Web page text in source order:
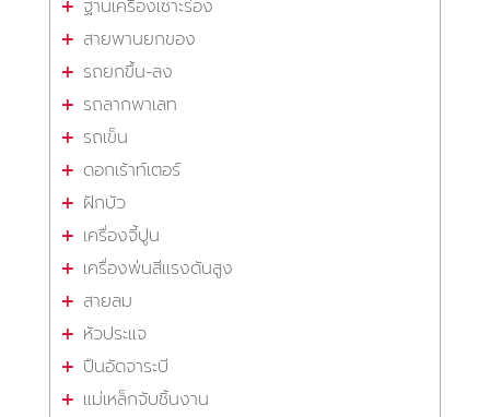
ฐานเครื่องเซาะร่อง
สายพานยกของ
รถยกขึ้น-ลง
รถลากพาเลท
รถเข็น
ดอกเร้าท์เตอร์
ฝักบัว
เครื่องจี้ปูน
เครื่องพ่นสีแรงดันสูง
สายลม
หัวประแจ
ปืนอัดจาระบี
แม่เหล็กจับชิ้นงาน